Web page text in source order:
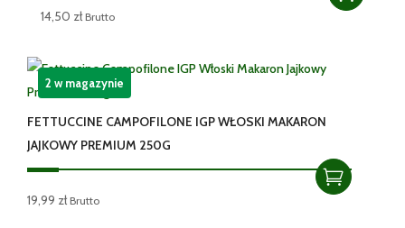
14,50 zł Brutto
FETTUCCINE CAMPOFILONE IGP WŁOSKI MAKARON
JAJKOWY PREMIUM 250G
19,99 zł Brutto
2 w magazynie